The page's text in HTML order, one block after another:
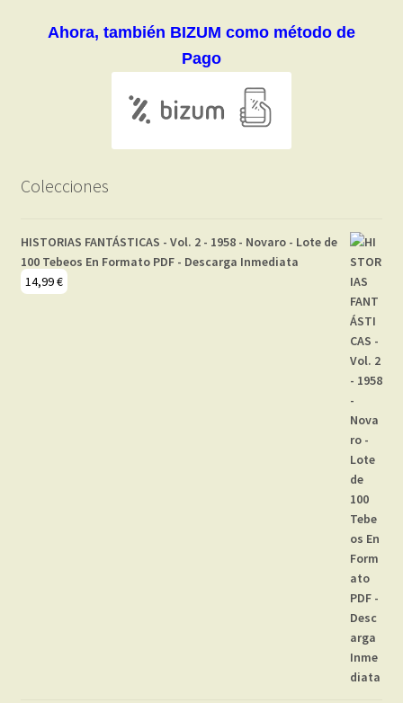
Ahora, también BIZUM como método de
Pago
Colecciones
HISTORIAS FANTÁSTICAS - Vol. 2 - 1958 - Novaro - Lote de
100 Tebeos En Formato PDF - Descarga Inmediata
14,99€